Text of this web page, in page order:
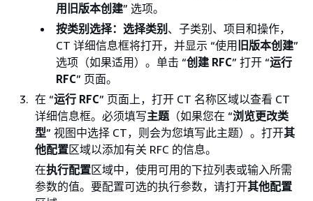
用旧版本创建” 选项。
按类别选择：选择类别 、子类别、项目和操作，
CT 详细信息框将打开，并显示 “使用 旧版本创建”
选项（如果适用）。单击 “创建 RFC” 打开 “运行
RFC” 页面。
在 “运行 RFC” 页面上，打开 CT 名称区域以查看 CT
详细信息框。必须填写主题 （如果您在 “浏览更改类
型” 视图中选择 CT，则会为您填写此主题）。打开其
他配置区域以添加有关 RFC 的信息。
在执行配置区域中，使用可用的下拉列表或输入所需
参数的值。要配置可选的执行参数，请打开其他配置